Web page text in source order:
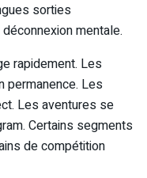
sorties
mentale.
rapidement. Les
permanence. Les
Les aventures se
Certains segments
de compétition